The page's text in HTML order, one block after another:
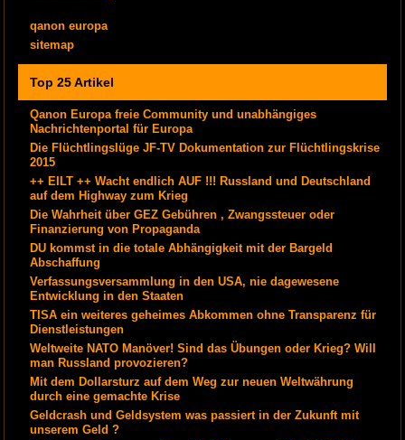
qanon europa
sitemap
Top 25 Artikel
Qanon Europa freie Community und unabhängiges
Nachrichtenportal für Europa
Die Flüchtlingslüge JF-TV Dokumentation zur Flüchtlingskrise
2015
++ EILT ++ Wacht endlich AUF !!! Russland und Deutschland
auf dem Highway zum Krieg
Die Wahrheit über GEZ Gebühren , Zwangssteuer oder
Finanzierung von Propaganda
DU kommst in die totale Abhängigkeit mit der Bargeld
Abschaffung
Verfassungsversammlung in den USA, nie dagewesene
Entwicklung in den Staaten
TISA ein weiteres geheimes Abkommen ohne Transparenz für
Dienstleistungen
Weltweite NATO Manöver! Sind das Übungen oder Krieg? Will
man Russland provozieren?
Mit dem Dollarsturz auf dem Weg zur neuen Weltwährung
durch eine gemachte Krise
Geldcrash und Geldsystem was passiert in der Zukunft mit
unserem Geld ?